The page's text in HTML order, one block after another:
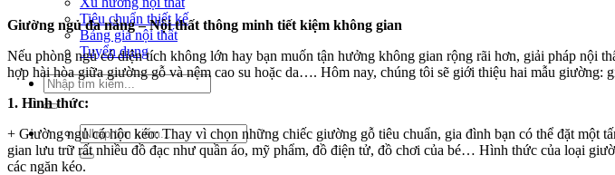
Tiêu chuẩn thiết kế
Bảng giá nội thất
Tuyển dụng
Tìm
kiếm:
Tìm
kiếm:
Giường ngủ đa năng – Nội thất thông minh tiết kiệm không gian
Nếu phòng ngủ có diện tích không lớn hay bạn muốn tận hưởng không gian rộng rãi hơn, giải pháp nội
hợp hài hòa giữa giường gỗ và nệm cao su hoặc da…. Hôm nay, chúng tôi sẽ giới thiệu hai mẫu giường:
1. Hình thức:
+ Giường ngủ có hộc kéo: Thay vì chọn những chiếc giường gỗ tiêu chuẩn, gia đình bạn có thể đặt một
gian lưu trữ rất nhiều đồ đạc như quần áo, mỹ phẩm, đồ điện tử, đồ chơi của bé… Hình thức của loại
các ngăn kéo.